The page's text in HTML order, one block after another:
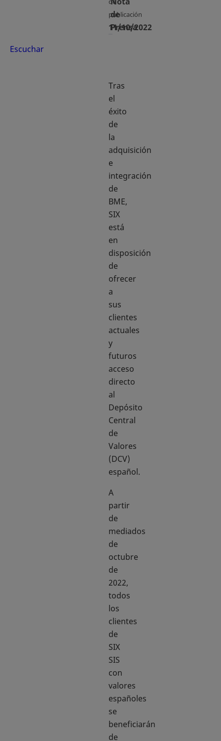
publicación
11/10/2022
de
Prensa
Escuchar
Tras
el
éxito
de
la
adquisición
e
integración
de
BME,
SIX
está
en
disposición
de
ofrecer
a
sus
clientes
actuales
y
futuros
acceso
directo
al
Depósito
Central
de
Valores
(DCV)
español.
A
partir
de
mediados
de
octubre
de
2022,
todos
los
clientes
de
SIX
SIS
con
valores
españoles
se
beneficiarán
de